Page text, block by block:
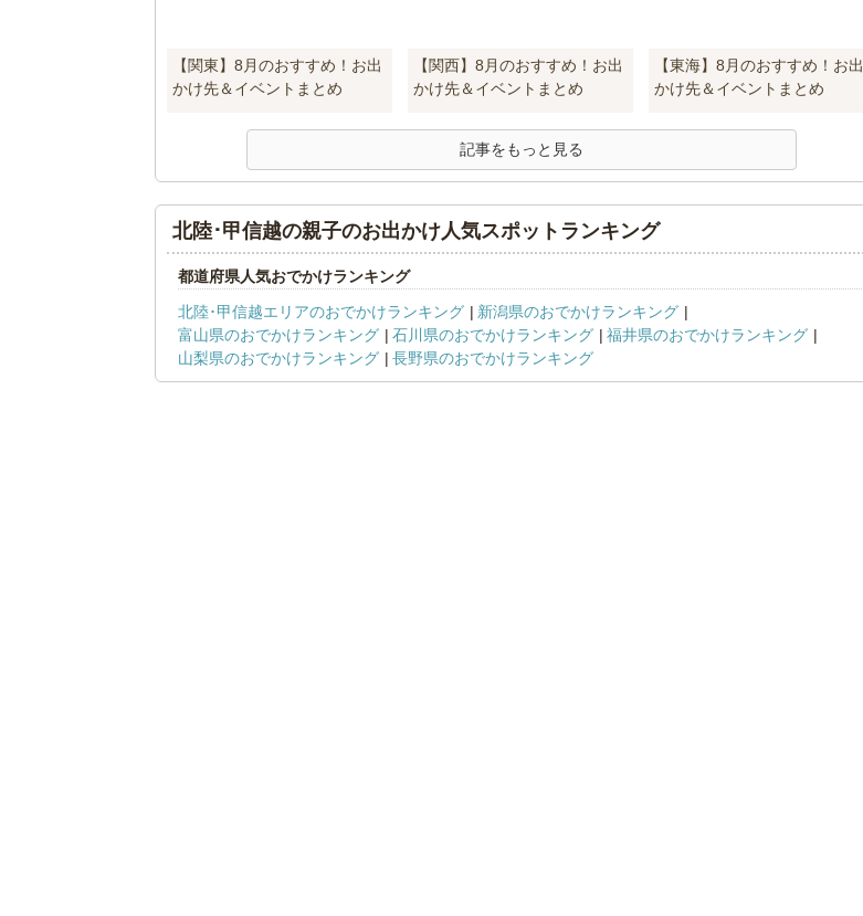
【関東】8月のおすすめ！お出
かけ先＆イベントまとめ
【関西】8月のおすすめ！お出
かけ先＆イベントまとめ
【東海】8月のおすすめ！お出
かけ先＆イベントまとめ
記事をもっと見る
北陸･甲信越の親子のお出かけ人気スポットランキング
都道府県人気おでかけランキング
北陸･甲信越エリアのおでかけランキング
新潟県のおでかけランキング
富山県のおでかけランキング
石川県のおでかけランキング
福井県のおでかけランキング
山梨県のおでかけランキング
長野県のおでかけランキング